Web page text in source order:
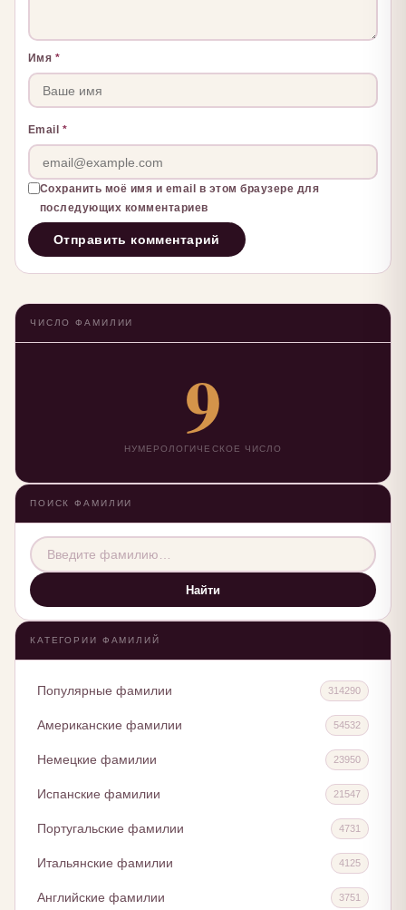
Имя *
Email *
Сохранить моё имя и email в этом браузере для
последующих комментариев
ЧИСЛО ФАМИЛИИ
9
НУМЕРОЛОГИЧЕСКОЕ ЧИСЛО
ПОИСК ФАМИЛИИ
Найти
КАТЕГОРИИ ФАМИЛИЙ
Популярные фамилии 314290
Американские фамилии 54532
Немецкие фамилии 23950
Испанские фамилии 21547
Португальские фамилии 4731
Итальянские фамилии 4125
Английские фамилии 3751